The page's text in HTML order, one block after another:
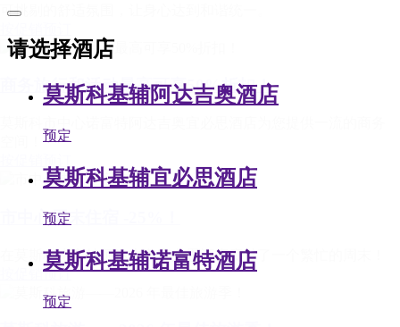
可挑剔的舒适氛围，让身心达到和谐统一。
商务旅行和活动最高可享50%折扣！
市中心周末住宿 -25%！
在莫斯科诺富特阿达吉奥宜必思酒店度过了一个繁忙的周末！
按促销预订
请选择酒店
莫斯科基辅阿达吉奥酒店
预定
莫斯科基辅宜必思酒店
预定
莫斯科基辅诺富特酒店
预定